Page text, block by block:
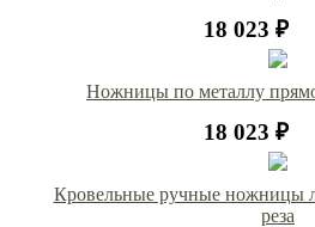
18 023 ₽
Ножницы по металлу
18 023 ₽
Кровельные ручные ножницы
реза